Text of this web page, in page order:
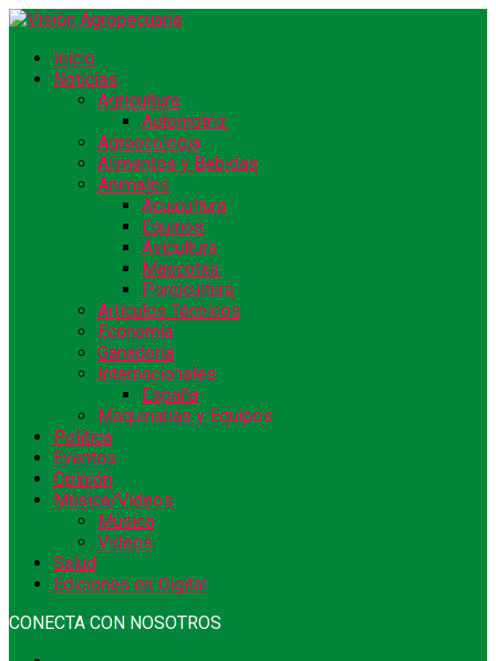
Inicio
Noticias
Agricultura
Automotriz
Agroecología
Alimentos y Bebidas
Animales
Acuicultura
Equinos
Avicultura
Mascotas
Porcicultura
Artículos Técnicos
Economía
Ganadería
Internacionales
España
Maquinarias y Equipos
Política
Eventos
Opinión
Música/Videos
Música
Videos
Salud
Ediciones en Digital
CONECTA CON NOSOTROS